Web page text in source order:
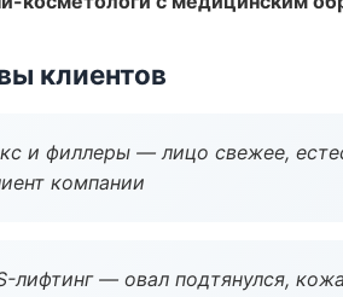
клиентов
и филлеры — лицо свежее,
компании
лифтинг — овал подтянулся,